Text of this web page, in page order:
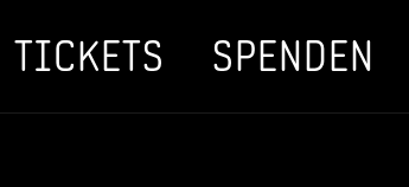
TICKETS SPENDEN